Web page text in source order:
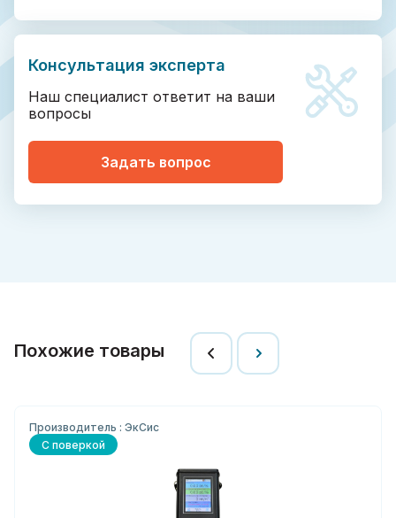
Консультация эксперта
Наш специалист ответит на ваши
вопросы
Задать вопрос
Похожие товары
Производитель : ЭкСис
С поверкой